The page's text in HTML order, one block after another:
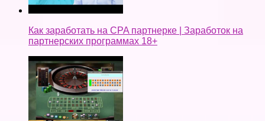
Как заработать на CPA партнерке | Заработок на
партнерских программах 18+